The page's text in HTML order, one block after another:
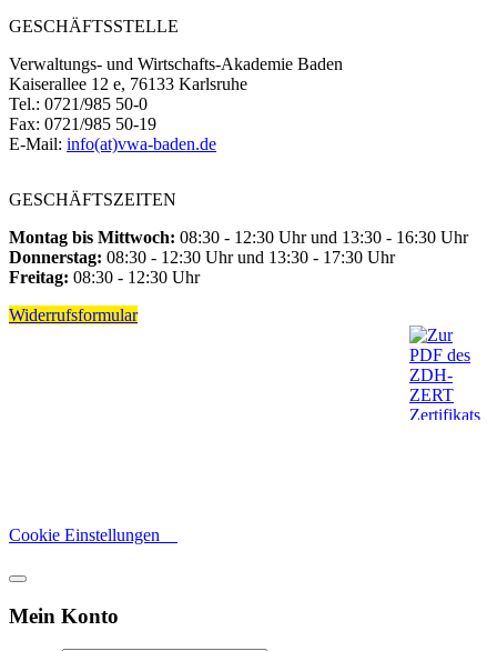
GESCHÄFTSSTELLE
Verwaltungs- und Wirtschafts-Akademie Baden
Kaiserallee 12 e, 76133 Karlsruhe
Tel.: 0721/985 50-0
Fax: 0721/985 50-19
E-Mail: info(at)vwa-baden.de
GESCHÄFTSZEITEN
Montag bis Mittwoch: 08:30 - 12:30 Uhr und 13:30 - 16:30 Uhr
Donnerstag: 08:30 - 12:30 Uhr und 13:30 - 17:30 Uhr
Freitag: 08:30 - 12:30 Uhr
Widerrufsformular
Cookie Einstellungen
Mein Konto